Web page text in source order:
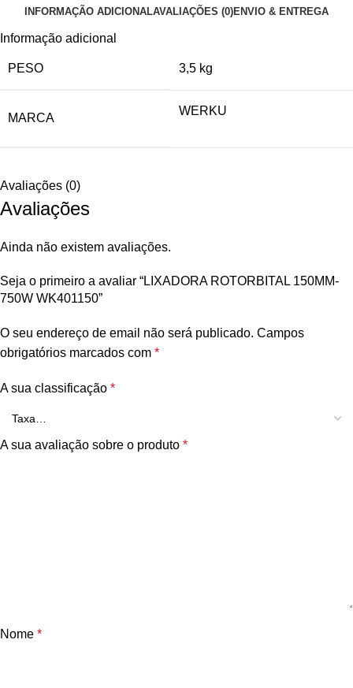
INFORMAÇÃO ADICIONALAVALIAÇÕES (0)ENVIO & ENTREGA
Informação adicional
PESO 3,5 kg
MARCA
WERKU
Avaliações (0)
Avaliações
Ainda não existem avaliações.
Seja o primeiro a avaliar “LIXADORA ROTORBITAL 150MM-
750W WK401150”
O seu endereço de email não será publicado. Campos
obrigatórios marcados com *
A sua classificação *
A sua avaliação sobre o produto *
Nome *